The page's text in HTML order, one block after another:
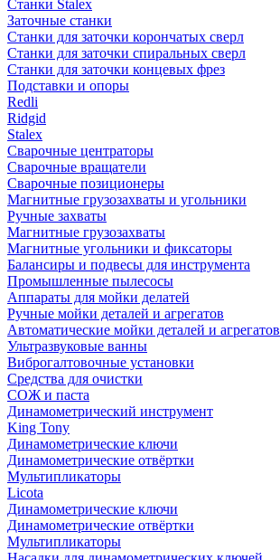
Станки Stalex
Заточные станки
Станки для заточки корончатых сверл
Станки для заточки спиральных сверл
Станки для заточки концевых фрез
Подставки и опоры
Redli
Ridgid
Stalex
Сварочные центраторы
Сварочные вращатели
Сварочные позиционеры
Магнитные грузозахваты и угольники
Ручные захваты
Магнитные грузозахваты
Магнитные угольники и фиксаторы
Балансиры и подвесы для инструмента
Промышленные пылесосы
Аппараты для мойки делатей
Ручные мойки деталей и агрегатов
Автоматические мойки деталей и агрегатов
Ультразвуковые ванны
Виброгалтовочные установки
Средства для очистки
СОЖ и паста
Динамометрический инструмент
King Tony
Динамометрические ключи
Динамометрические отвёртки
Мультипликаторы
Licota
Динамометрические ключи
Динамометрические отвёртки
Мультипликаторы